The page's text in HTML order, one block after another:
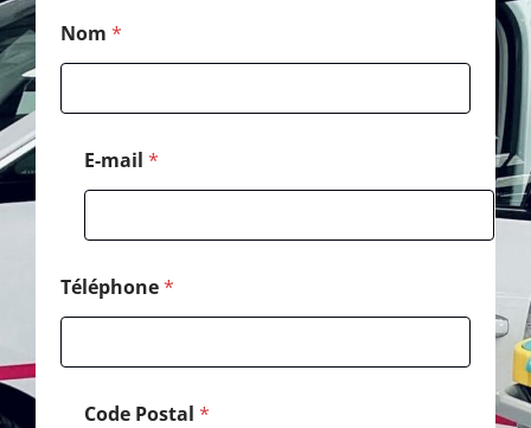
Nom *
E-mail *
Téléphone*
C
o
T
é
l
é
p
h
*
Code Postal *